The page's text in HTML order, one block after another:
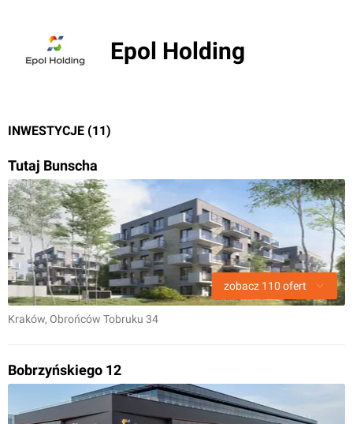
Epol Holding
INWESTYCJE (11)
Tutaj Bunscha
zobacz 110 ofert
Kraków, Obrońców Tobruku 34
Bobrzyńskiego 12